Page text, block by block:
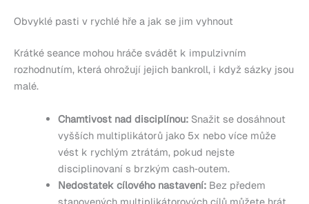
Obvyklé pasti v rychlé hře a jak se jim vyhnout
Krátké seance mohou hráče svádět k impulzivním
rozhodnutím, která ohrožují jejich bankroll, i když sázky jsou
malé.
Chamtivost nad disciplínou:Snažit se dosáhnout
vyšších multiplikátorů jako 5x nebo více může
vést k rychlým ztrátám, pokud nejste
disciplinovaní s brzkým cash‑outem.
Nedostatek cílového nastavení:Bez předem
stanovených multiplikátorových cílů můžete hrát